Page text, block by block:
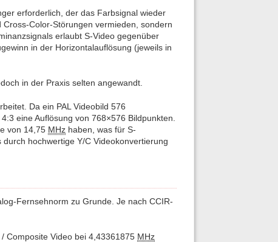
erforderlich, der das Farbsignal wieder
Color-Störungen vermieden, sondern
erlaubt S-Video gegenüber
in der Horizontalauflösung (jeweils in
in der Praxis selten angewandt.
Da ein PAL Videobild 576
eine Auflösung von 768×576 Bildpunkten.
von 14,75 MHz haben, was für S-
hochwertige Y/C Videokonvertierung
Fernsehnorm zu Grunde. Je nach CCIR-
Composite Video bei 4,43361875 MHz